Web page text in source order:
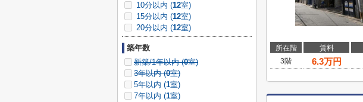
所在階 賃料
3階
6.3万円
10分以内 (12室)
15分以内 (12室)
20分以内 (12室)
築年数
新築/1年以内 (0室)
3年以内 (0室)
5年以内 (1室)
7年以内 (1室)